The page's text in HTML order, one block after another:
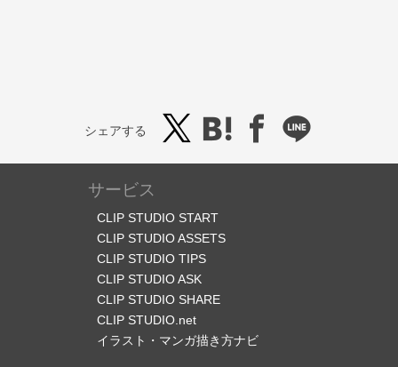
シェアする
サービス
CLIP STUDIO START
CLIP STUDIO ASSETS
CLIP STUDIO TIPS
CLIP STUDIO ASK
CLIP STUDIO SHARE
CLIP STUDIO.net
イラスト・マンガ描き方ナビ